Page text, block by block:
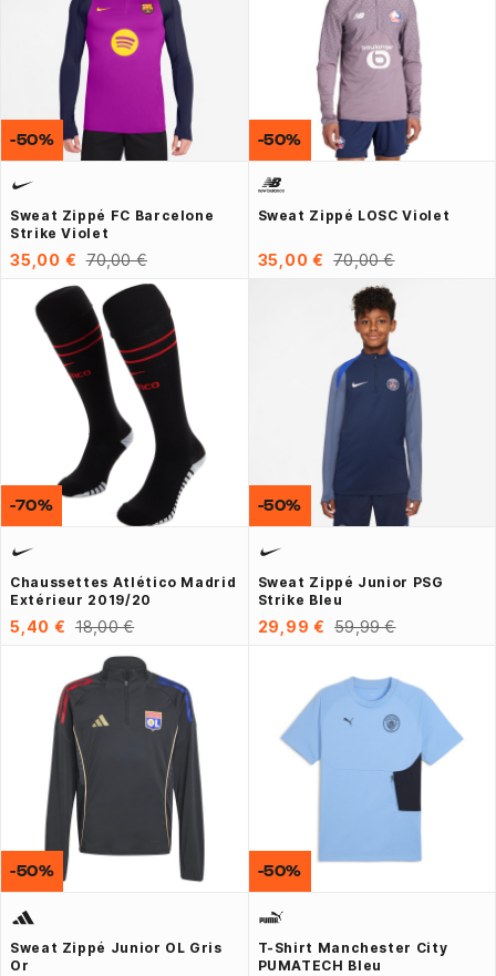
Sweat Zippé FC Barcelone
Strike Violet
35,00 € 70,00 €
-50%
Sweat Zippé LOSC Violet
35,00 € 70,00 €
-50%
Chaussettes Atlético Madrid
Extérieur 2019/20
5,40 € 18,00 €
-70%
Sweat Zippé Junior PSG
Strike Bleu
29,99 € 59,99 €
-50%
Sweat Zippé Junior OL Gris
Or
-50%
T-Shirt Manchester City
PUMATECH Bleu
-50%